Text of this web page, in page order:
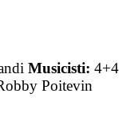
Musicisti:
Poitevin